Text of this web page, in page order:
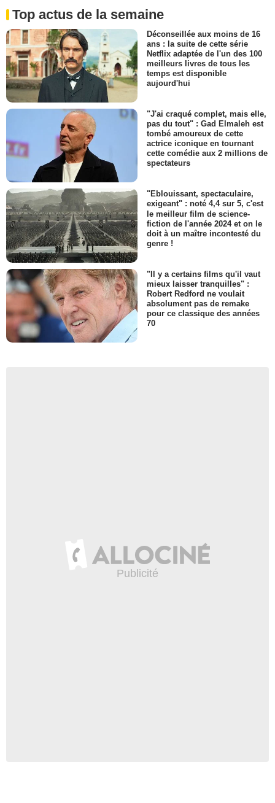
Top actus de la semaine
Déconseillée aux moins de 16
ans : la suite de cette série
Netflix adaptée de l'un des 100
meilleurs livres de tous les
temps est disponible
aujourd'hui
"J'ai craqué complet, mais elle,
pas du tout" : Gad Elmaleh est
tombé amoureux de cette
actrice iconique en tournant
cette comédie aux 2 millions de
spectateurs
"Eblouissant, spectaculaire,
exigeant" : noté 4,4 sur 5, c'est
le meilleur film de science-
fiction de l'année 2024 et on le
doit à un maître incontesté du
genre !
"Il y a certains films qu'il vaut
mieux laisser tranquilles" :
Robert Redford ne voulait
absolument pas de remake
pour ce classique des années
70